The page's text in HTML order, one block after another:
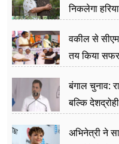
निकलेगा
वकील से
तय किया
बंगाल चुनाव:
बल्कि
अभिनेत्री ने